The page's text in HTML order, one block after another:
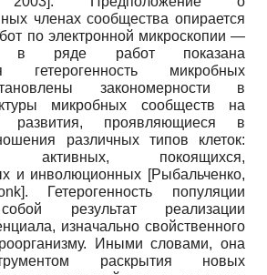
членах сообщества опирается
по электронной микроскопии —
в ряде работ показана
гетерогенность микробных
закономерности в
микробных сообществ на
развития, проявляющиеся в
различных типов клеток:
активных, покоящихся,
и инволюционных [Рыбальченко,
]. Гетерогенность популяции
результат реализации
изначально свойственного
Иными словами, она
раскрытия новых